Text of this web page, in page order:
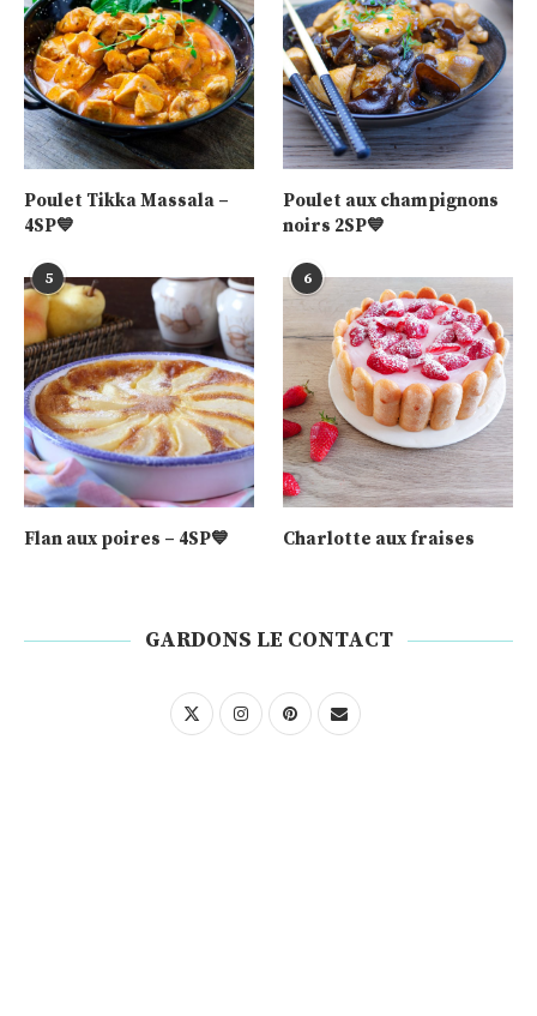
Poulet Tikka Massala –
4SP💙
Poulet aux champignons
noirs 2SP💙
5
Flan aux poires – 4SP💙
6
Charlotte aux fraises
GARDONS LE CONTACT